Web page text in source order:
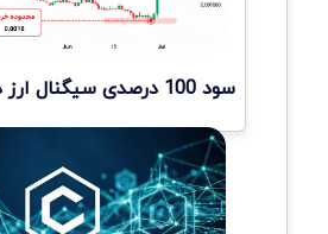
سود 100 درصدی سیگنال ارز دیجیتال TLM